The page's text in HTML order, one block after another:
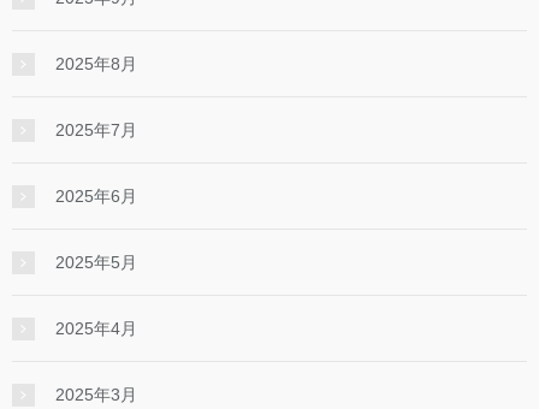
2025年8月
2025年7月
2025年6月
2025年5月
2025年4月
2025年3月